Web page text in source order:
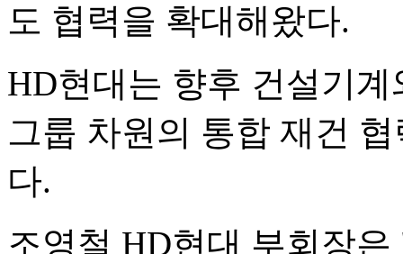
도 협력을 확대해왔다.
HD현대는 향후 건설기
그룹 차원의 통합 재건
다.
조영철 HD현대 부회장